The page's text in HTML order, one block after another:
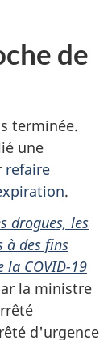
de
terminée.
une
refaire
.
drogues, les
à des fins
la COVID-19
la ministre
d'urgence